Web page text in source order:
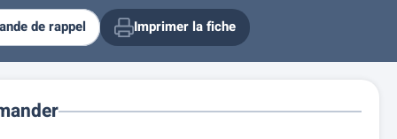
Fleurissement urbain
Supports et abris vélo moto
Miroir de sécurité routière
Drapeau - Pavoisement
Espace sanitaire
Casiers et meubles de rangement
de rappel Imprimer la fiche